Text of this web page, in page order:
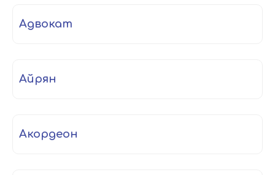
адвокат
айрян
акордеон